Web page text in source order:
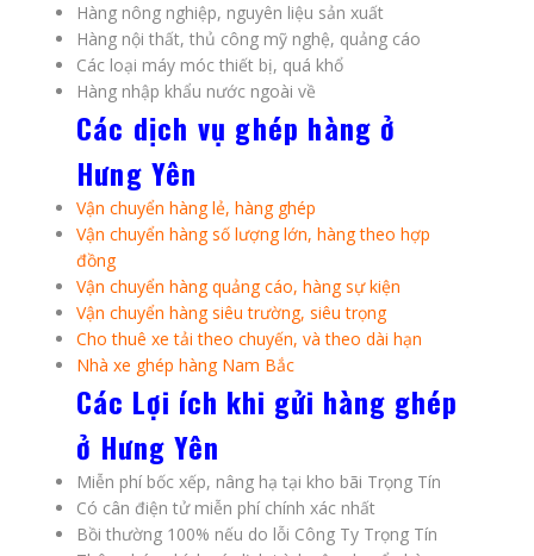
Hàng nông nghiệp, nguyên liệu sản xuất
Hàng nội thất, thủ công mỹ nghệ, quảng cáo
Các loại máy móc thiết bị, quá khổ
Hàng nhập khẩu nước ngoài về
Các dịch vụ ghép hàng ở
Hưng Yên
Vận chuyển hàng lẻ, hàng ghép
Vận chuyển hàng số lượng lớn, hàng theo hợp
đồng
Vận chuyển hàng quảng cáo, hàng sự kiện
Vận chuyển hàng siêu trường, siêu trọng
Cho thuê xe tải theo chuyến, và theo dài hạn
Nhà xe ghép hàng Nam Bắc
Các Lợi ích khi gửi hàng ghép
ở Hưng Yên
Miễn phí bốc xếp, nâng hạ tại kho bãi Trọng Tín
Có cân điện tử miễn phí chính xác nhất
Bồi thường 100% nếu do lỗi Công Ty Trọng Tín